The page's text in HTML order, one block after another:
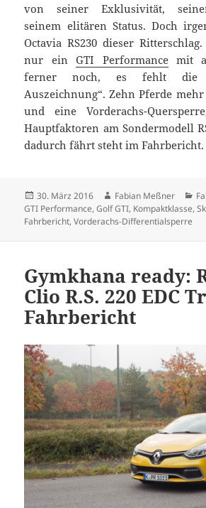
von seiner Exklusivität,
seinem elitären Status. Doch
Octavia RS230 dieser
nur einGTI Performancemit
ferner noch, es fehlt die
Auszeichnung“. Zehn Pferde
und eine Vorderachs-
Hauptfaktoren am Sondermodell
dadurch fährt steht im
Veröffentlicht
am
30. März 2016 Autor
Fabian Meßner
GTI Performance,Golf GTI, Kompaktklasse,
Fahrbericht,Vorderachs-Differentialsperre
Gymkhana ready:
Clio R.S. 220 EDC
Fahrbericht